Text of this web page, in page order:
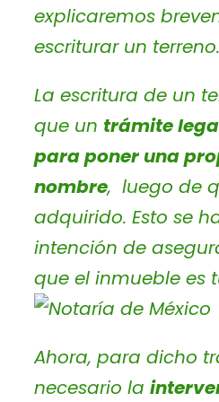
explicaremos
escriturar un terreno.
La escritura de un
que un trámite
para poner una
nombre, luego de
adquirido. Esto se
intención de
que el inmueble es
Ahora, para dicho
necesario la